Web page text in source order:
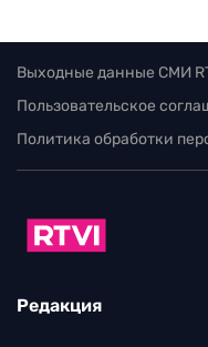
Выходные данные СМИ
Пользовательское
Политика обработки
Редакция